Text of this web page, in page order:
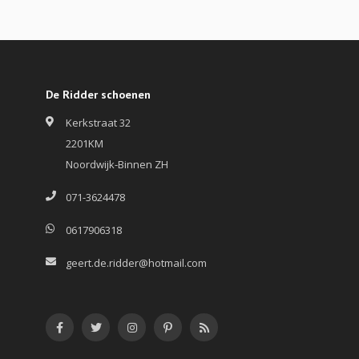
De Ridder schoenen
Kerkstraat 32
2201KM
Noordwijk-Binnen ZH
071-3624478
0617906318
geert.de.ridder@hotmail.com